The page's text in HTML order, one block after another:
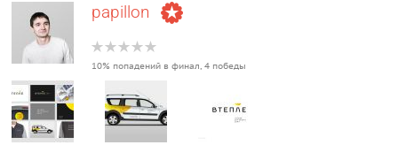
papillon
10% попадений в финал, 4 победы